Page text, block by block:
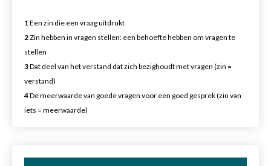
1Een zin die een vraag uitdrukt
2Zin hebben in vragen stellen: een behoefte hebben om vragen te
stellen
3Dat deel van het verstand dat zich bezighoudt met vragen (zin =
verstand)
4De meerwaarde van goede vragen voor een goed gesprek (zin van
iets = meerwaarde)